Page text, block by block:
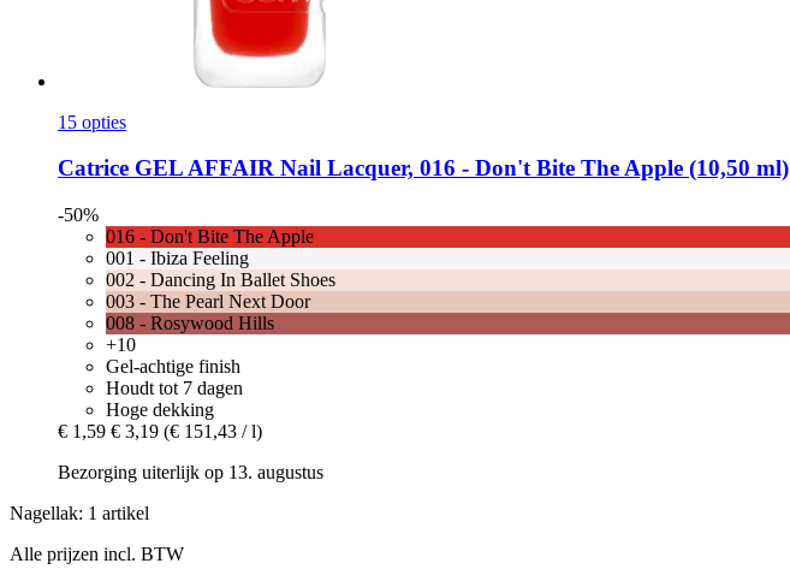
15 opties
Catrice GEL AFFAIR Nail Lacquer, 016 -​ Don't Bite The Apple (10,50 ml)
-50%
016 - Don't Bite The Apple
001 - Ibiza Feeling
002 - Dancing In Ballet Shoes
003 - The Pearl Next Door
008 - Rosywood Hills
+10
Gel-achtige finish
Houdt tot 7 dagen
Hoge dekking
€ 1,59 € 3,19 (€ 151,43 / l)
Bezorging uiterlijk op 13. augustus
Nagellak: 1 artikel
Alle prijzen incl. BTW